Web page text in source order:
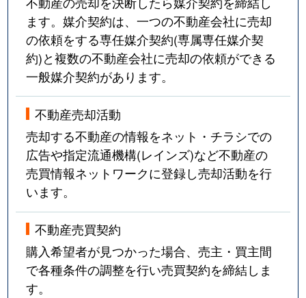
ます。媒介契約は、一つの不動産会社に売却
の依頼をする専任媒介契約(専属専任媒介契
約)と複数の不動産会社に売却の依頼ができる
一般媒介契約があります。
不動産売却活動
売却する不動産の情報をネット・チラシでの
広告や指定流通機構(レインズ)など不動産の
売買情報ネットワークに登録し売却活動を行
います。
不動産売買契約
購入希望者が見つかった場合、売主・買主間
で各種条件の調整を行い売買契約を締結しま
す。